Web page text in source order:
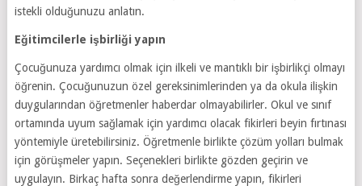
istekli olduğunuzu anlatın.
Eğitimcilerle işbirliği yapın
Çocuğunuza yardımcı olmak için ilkeli ve mantıklı bir işbirlikçi olmayı
öğrenin. Çocuğunuzun özel gereksinimlerinden ya da okula ilişkin
duygularından öğretmenler haberdar olmayabilirler. Okul ve sınıf
ortamında uyum sağlamak için yardımcı olacak fikirleri beyin fırtınası
yöntemiyle üretebilirsiniz. Öğretmenle birlikte çözüm yolları bulmak
için görüşmeler yapın. Seçenekleri birlikte gözden geçirin ve
uygulayın. Birkaç hafta sonra değerlendirme yapın, fikirleri